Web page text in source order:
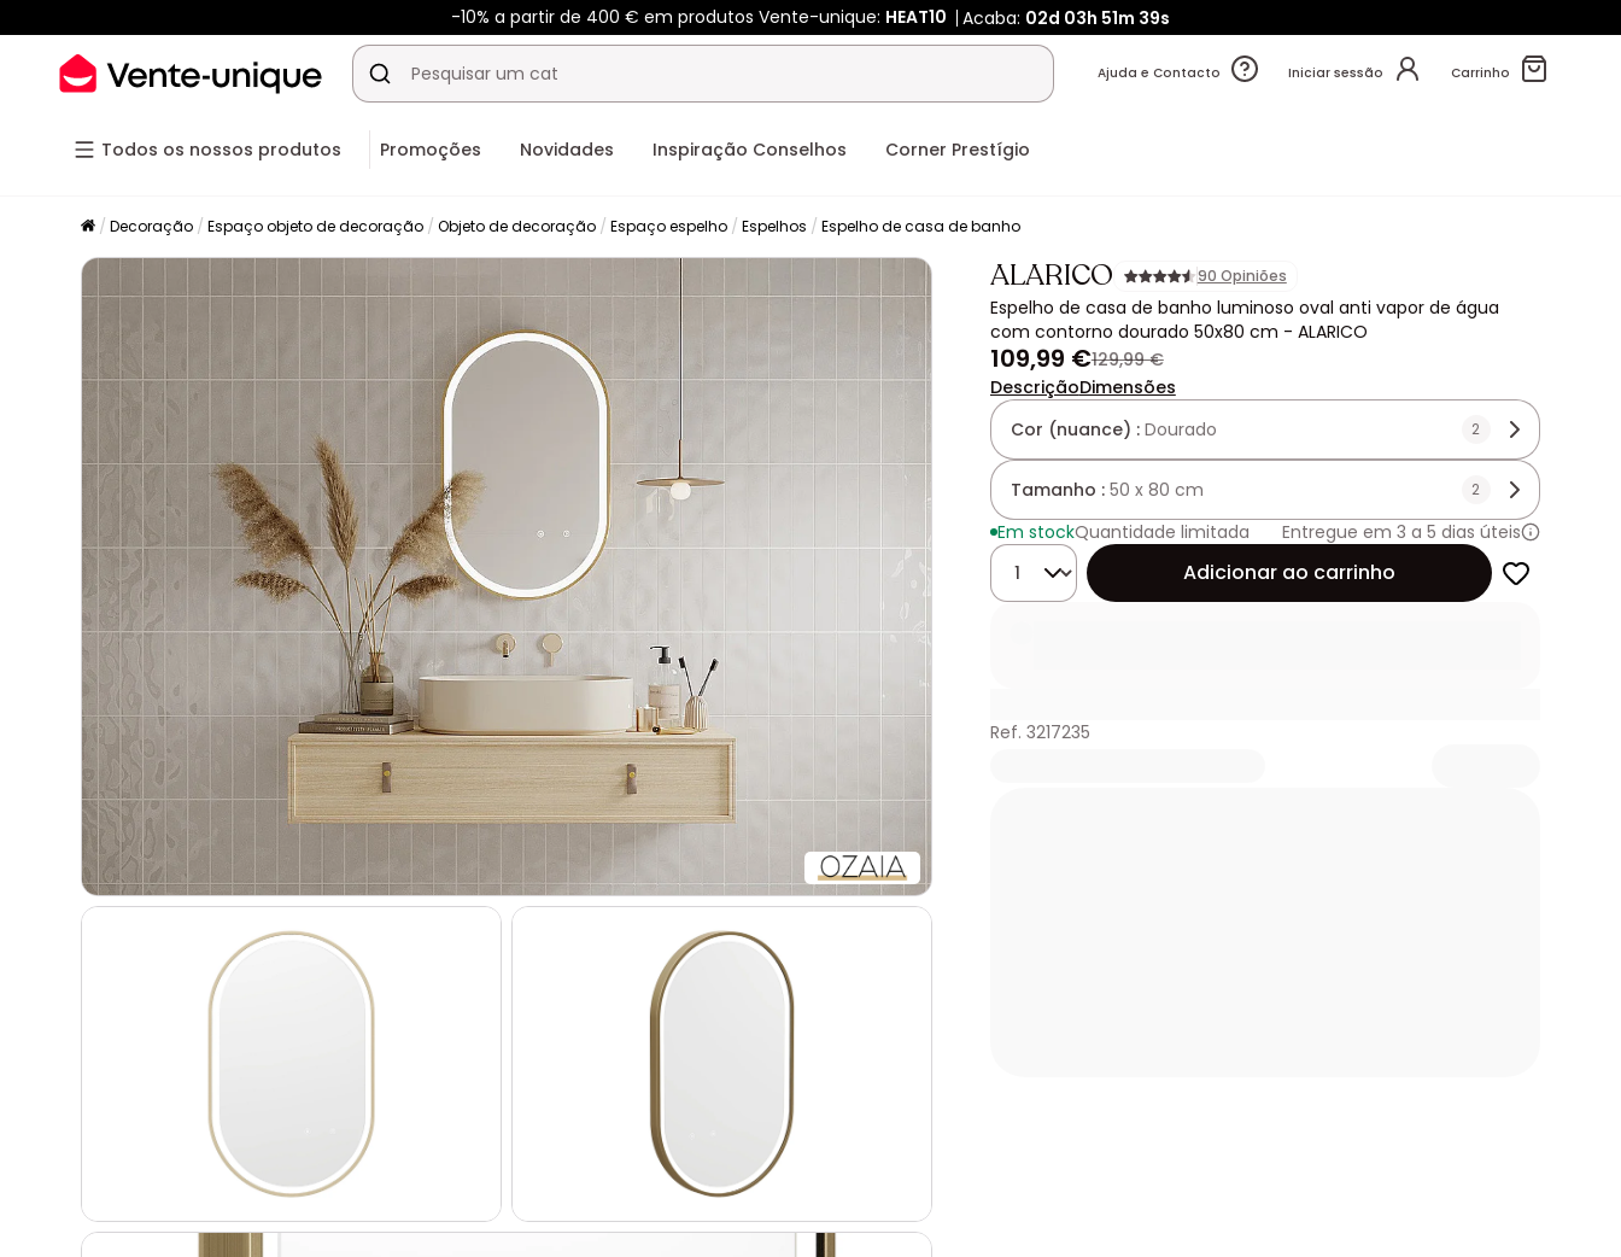
-10% a partir de 400 € em produtos Vente-unique: HEAT10 Acaba: 02d 03h 51m 39s
Ajuda e Contacto Iniciar sessão Carrinho
Todos os nossos produtos Promoções Novidades Inspiração Conselhos Corner Prestígio
Decoração Espaço objeto de decoração Objeto de decoração Espaço espelho Espelhos Espelho de casa de banho
ALARICO 90 Opiniões
Espelho de casa de banho luminoso oval anti vapor de água
com contorno dourado 50x80 cm - ALARICO
109,99 €129,99 €
DescriçãoDimensões
Cor (nuance) : Dourado 2
Tamanho : 50 x 80 cm 2
Em stockQuantidade limitada
Entregue em 3 a 5 dias úteis
Quantidade
Adicionar ao carrinho
Ref. 3217235